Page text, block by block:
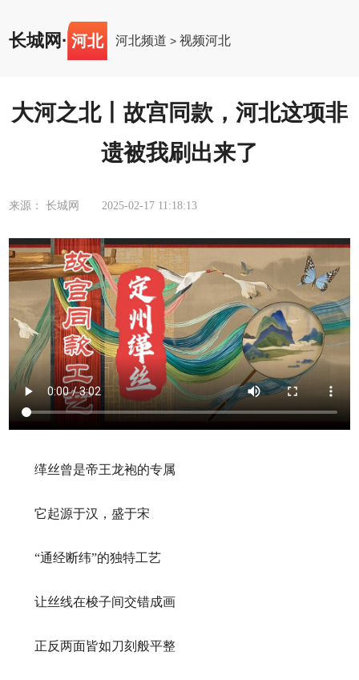
长城网 · 河北 河北频道 >视频河北
大河之北丨故宫同款，河北这项非
遗被我刷出来了
来源： 长城网 2025-02-17 11:18:13
缂丝曾是帝王龙袍的专属
它起源于汉，盛于宋
“通经断纬”的独特工艺
让丝线在梭子间交错成画
正反两面皆如刀刻般平整